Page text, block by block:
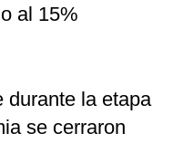
al 15%
durante la etapa
se cerraron